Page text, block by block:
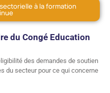
à la formation
du Congé Education
des demandes de soutien
du secteur pour ce qui concerne